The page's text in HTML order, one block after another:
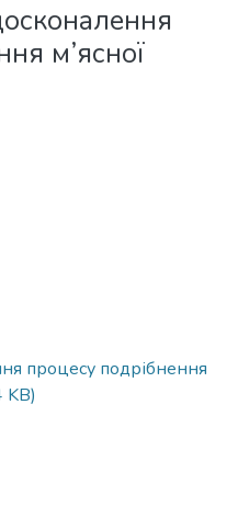
м’ясної
процесу подрібнення